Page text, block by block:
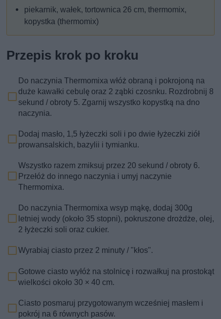
piekarnik, wałek, tortownica 26 cm, thermomix,
kopystka (thermomix)
Przepis krok po kroku
Do naczynia Thermomixa włóż obraną i pokrojoną na
duże kawałki cebulę oraz 2 ząbki czosnku. Rozdrobnij 8
sekund / obroty 5. Zgarnij wszystko kopystką na dno
naczynia.
Dodaj masło, 1,5 łyżeczki soli i po dwie łyżeczki ziół
prowansalskich, bazylii i tymianku.
Wszystko razem zmiksuj przez 20 sekund / obroty 6.
Przełóż do innego naczynia i umyj naczynie
Thermomixa.
Do naczynia Thermomixa wsyp mąkę, dodaj 300g
letniej wody (około 35 stopni), pokruszone drożdże, olej,
2 łyżeczki soli oraz cukier.
Wyrabiaj ciasto przez 2 minuty / "kłos".
Gotowe ciasto wyłóż na stolnicę i rozwałkuj na prostokąt
wielkości około 30 × 40 cm.
Ciasto posmaruj przygotowanym wcześniej masłem i
pokrój na 6 równych pasów.